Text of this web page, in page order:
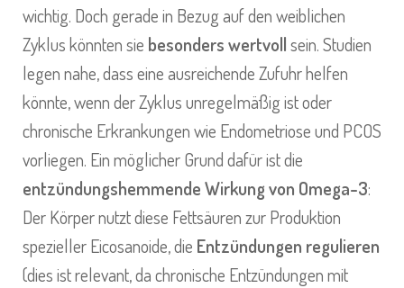
wichtig. Doch gerade in Bezug auf den weiblichen
Zyklus könnten sie besonders wertvollsein. Studien
legen nahe, dass eine ausreichende Zufuhr helfen
könnte, wenn der Zyklus unregelmäßig ist oder
chronische Erkrankungen wie Endometriose und PCOS
vorliegen. Ein möglicher Grund dafür ist die
entzündungshemmende Wirkung von Omega-3:
Der Körper nutzt diese Fettsäuren zur Produktion
spezieller Eicosanoide, die Entzündungen regulieren
(dies ist relevant, da chronische Entzündungen mit